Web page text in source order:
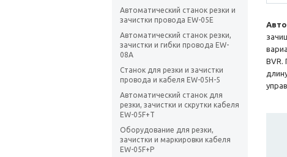
Автоматический станок резки и
зачистки провода EW-05E
Автоматический станок резки,
зачистки и гибки провода EW-
08A
Станок для резки и зачистки
провода и кабеля EW-05H-5
Автоматический станок для
резки, зачистки и скрутки кабеля
EW-05F+T
Оборудование для резки,
зачистки и маркировки кабеля
EW-05F+P
BVR.